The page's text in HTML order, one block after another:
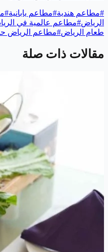
#مطاعم هندية#مطاعم يابانية#
الرياض#مطاعم عالمية في
طعام الرياض#مطاعم الرياض
مقالات ذات صلة